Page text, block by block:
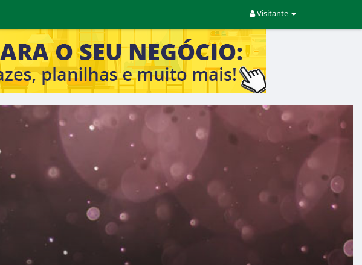
Visitante